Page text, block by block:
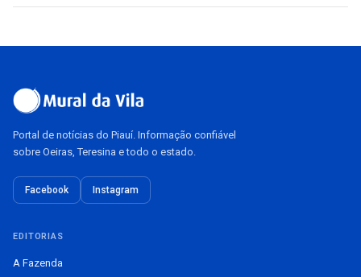
Portal de notícias do Piauí. Informação confiável
sobre Oeiras, Teresina e todo o estado.
Facebook Instagram
EDITORIAS
A Fazenda